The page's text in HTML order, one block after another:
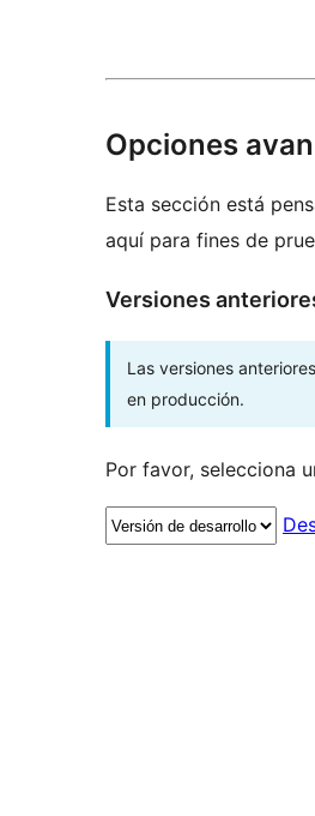
Opciones
Esta sección está
aquí para fines de
Versiones
Las versiones
en producción.
Por favor, selecciona